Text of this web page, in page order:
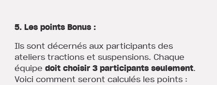
5. Les points Bonus :
Ils sont décernés aux participants des
ateliers tractions et suspensions. Chaque
équipe doit choisir 3 participants seulement.
Voici comment seront calculés les points :